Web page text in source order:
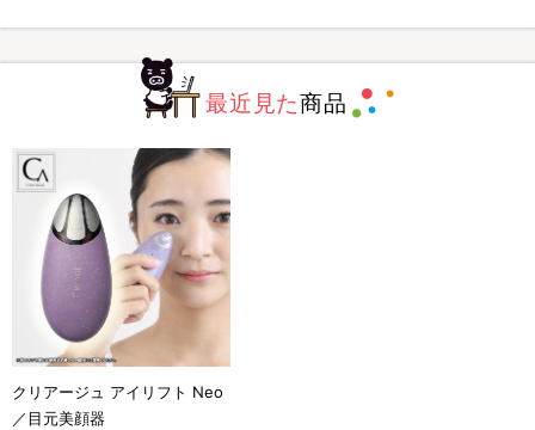
最近見た商品
クリアージュ アイリフト Neo
／目元美顔器